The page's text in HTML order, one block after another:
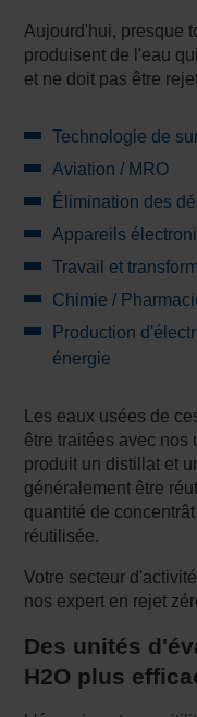
Aujourd'hui, presque
produisent de l'eau
et ne doit pas être
Technologie de
Aviation / MRO
Élimination des
Appareils
Travail et
Chimie /
Production
énergie
Les eaux usées de
être traitées avec nos
produit un distillat et
généralement être
quantité de
réutilisée.
Votre secteur
nos expert en rejet
Des unités
H2O plus